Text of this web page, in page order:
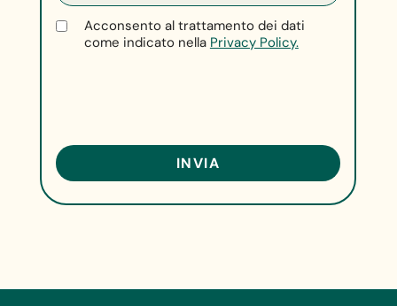
Acconsento al trattamento dei dati
come indicato nella Privacy Policy.